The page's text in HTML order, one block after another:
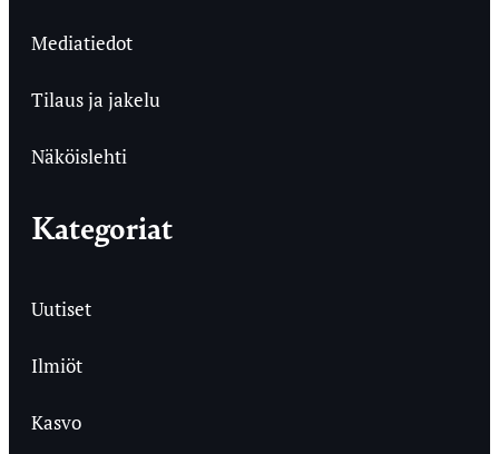
Mediatiedot
Tilaus ja jakelu
Näköislehti
Kategoriat
Uutiset
Ilmiöt
Kasvo